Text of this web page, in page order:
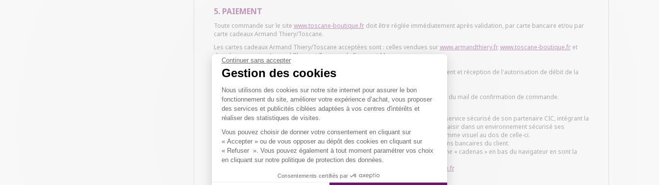
Continuer sans accepter
Gestion des cookies
Plateforme de Gestion du Consentement : Personnalisez vos Options
Nous utilisons des cookies sur notre site internet pour assurer le bon
fonctionnement du site, améliorer votre expérience d’achat, vous proposer
des services et publicités ciblées adaptées à vos centres d'intérêts et
réaliser des statistiques de visites.
Vous pouvez choisir de donner votre consentement en cliquant sur
« Accepter » ou de vous opposer au dépôt des cookies en cliquant sur
« Refuser ». Vous pouvez également à tout moment paramétrer vos choix
en cliquant sur notre politique de protection des données.
Consentements certifiés par
5. PAIEMENT
Toute commande sur le site www.toscane-boutique.frdoit être réglée immédiatement après validation, par carte bancaire et/ou par
carte cadeaux Armand Thiery/Toscane.
Les cartes cadeaux Armand Thiery/Toscane acceptées sont : celles vendues surwww.armandthiery.fr, www.toscane-boutique.fret
dans les magasins Armand Thiery et Toscane de France et Monaco.
Les cartes bancaires ou de crédit acceptées sont : Mastercard, Visa, Maestro.
L'expédition de la commande ne s'effectue qu'après vérification du mode de paiement et réception de l'autorisation de débit de la
La carte bancaire est débitée à la préparation de la commande.
La carte cadeaux Armand Thiery est considéré comme repris, utilisé, dés réception du mail de confirmation de commande.
SÉCURISATION DES PAIEMENTS :
Afin d'assurer la sécurité des paiements, le site
utilise le service sécurisé de son partenaire CIC, intégrant la
norme de sécurité SSL. Lors de la finalisation de sa commande, l'internaute devra saisir dans un environnement sécurisé ses
données confidentielles : son numéro de carte, sa date d'expiration et le cryptogramme visuel au dos de celle-ci.
CIC est le seul, à travers son espace sécurisé, à avoir connaissance des informations bancaires du client.
L'apparition de « https: //... » dans la zone de l'adresse URL du site et le pictogramme « cadenas » en bas du navigateur en sont la
preuve.
www.toscane-boutique.fr